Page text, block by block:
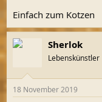
Einfach zum Kotzen
Sherlok
Lebenskünstler
18 November 2019